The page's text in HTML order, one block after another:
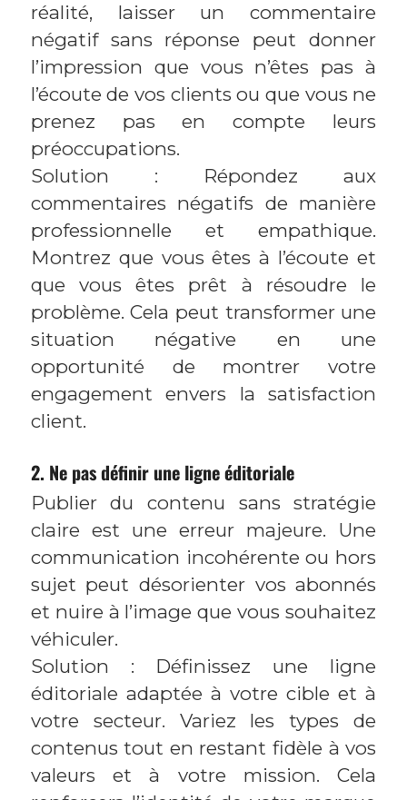
réalité, laisser un commentaire
négatif sans réponse peut donner
l’impression que vous n’êtes pas à
l’écoute de vos clients ou que vous ne
prenez pas en compte leurs
préoccupations.
Solution : Répondez aux
commentaires négatifs de manière
professionnelle et empathique.
Montrez que vous êtes à l’écoute et
que vous êtes prêt à résoudre le
problème. Cela peut transformer une
situation négative en une
opportunité de montrer votre
engagement envers la satisfaction
client.
2. Ne pas définir une ligne éditoriale
Publier du contenu sans stratégie
claire est une erreur majeure. Une
communication incohérente ou hors
sujet peut désorienter vos abonnés
et nuire à l’image que vous souhaitez
véhiculer.
Solution : Définissez une ligne
éditoriale adaptée à votre cible et à
votre secteur. Variez les types de
contenus tout en restant fidèle à vos
valeurs et à votre mission. Cela